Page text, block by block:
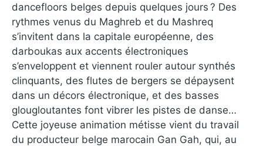
dancefloors belges depuis quelques jours ? Des
rythmes venus du Maghreb et du Mashreq
s’invitent dans la capitale européenne, des
darboukas aux accents électroniques
s’enveloppent et viennent rouler autour synthés
clinquants, des flutes de bergers se dépaysent
dans un décors électronique, et des basses
glougloutantes font vibrer les pistes de danse…
Cette joyeuse animation métisse vient du travail
du producteur belge marocain Gan Gah, qui, au